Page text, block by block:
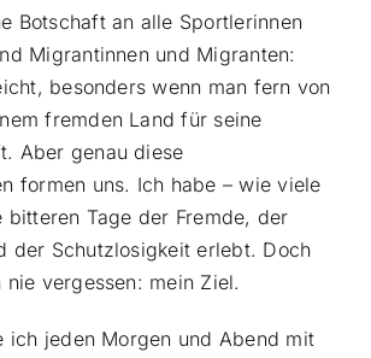
Botschaft an alle Sportlerinnen
Migrantinnen und Migranten:
besonders wenn man fern von
fremden Land für seine
Aber genau diese
formen uns. Ich habe – wie viele
bitteren Tage der Fremde, der
der Schutzlosigkeit erlebt. Doch
nie vergessen: mein Ziel.
ich jeden Morgen und Abend mit